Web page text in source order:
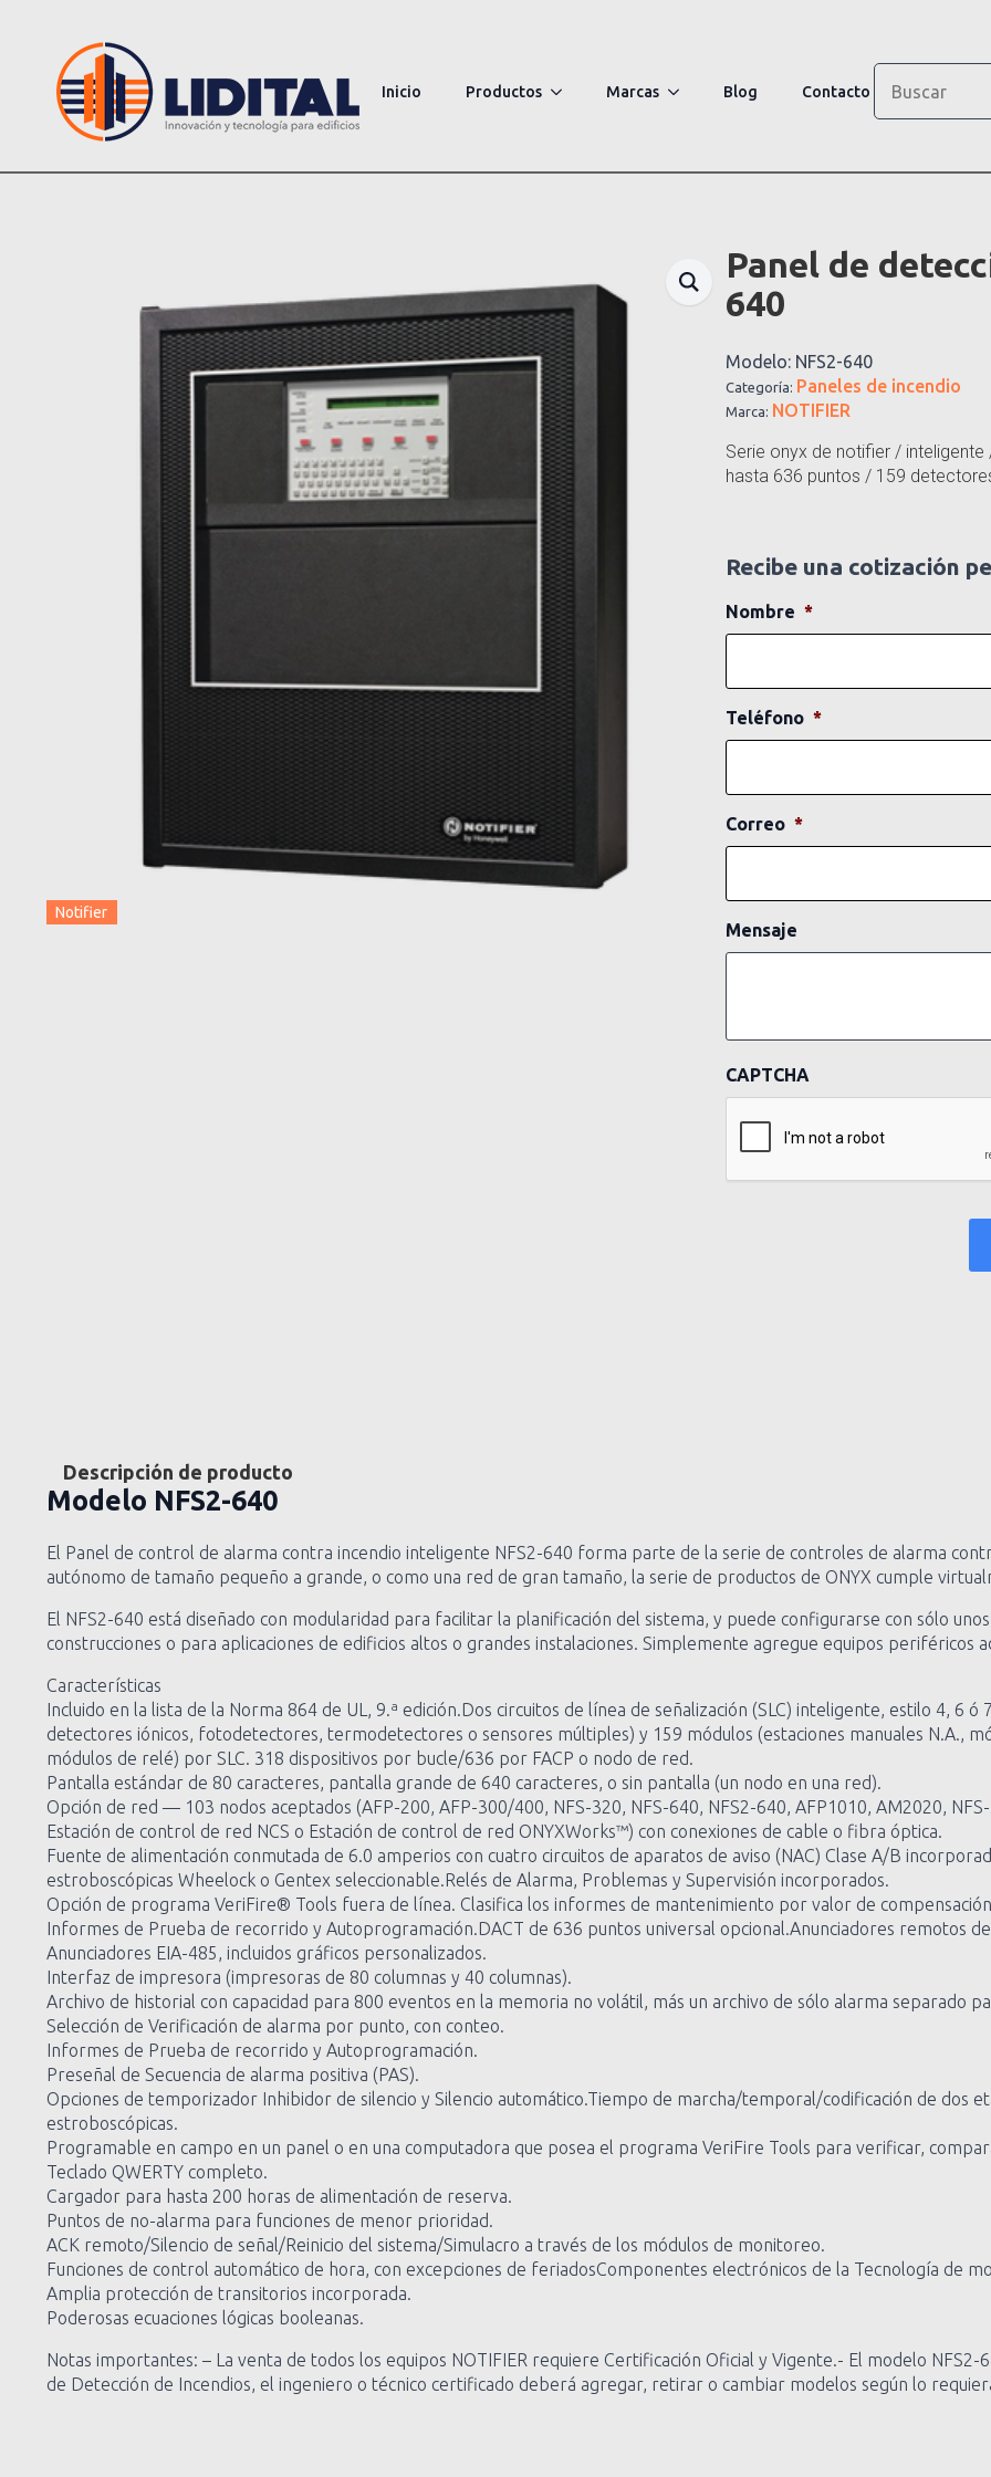
Inicio Productos Marcas Blog Contacto
Notifier
Panel de
640
Modelo: NFS2-640
Categoría: Paneles de incendio
Marca: NOTIFIER
Serie onyx de notifier /
hasta 636 puntos / 159
Recibe una cotización
Nombre *
Teléfono *
Correo *
Mensaje
CAPTCHA
Descripción de producto
Modelo NFS2-640
El Panel de control de alarma contra incendio inteligente NFS2-640 forma parte de la serie de controles de alarma
autónomo de tamaño pequeño a grande, o como una red de gran tamaño, la serie de productos de ONYX cumple
El NFS2-640 está diseñado con modularidad para facilitar la planificación del sistema, y puede configurarse con sólo
construcciones o para aplicaciones de edificios altos o grandes instalaciones. Simplemente agregue equipos periféricos
Características
Incluido en la lista de la Norma 864 de UL, 9.ª edición.Dos circuitos de línea de señalización (SLC) inteligente, estilo 4, 6
detectores iónicos, fotodetectores, termodetectores o sensores múltiples) y 159 módulos (estaciones manuales N.A.,
módulos de relé) por SLC. 318 dispositivos por bucle/636 por FACP o nodo de red.
Pantalla estándar de 80 caracteres, pantalla grande de 640 caracteres, o sin pantalla (un nodo en una red).
Opción de red — 103 nodos aceptados (AFP-200, AFP-300/400, NFS-320, NFS-640, NFS2-640, AFP1010, AM2020,
Estación de control de red NCS o Estación de control de red ONYXWorks™) con conexiones de cable o fibra óptica.
Fuente de alimentación conmutada de 6.0 amperios con cuatro circuitos de aparatos de aviso (NAC) Clase A/B
estroboscópicas Wheelock o Gentex seleccionable.Relés de Alarma, Problemas y Supervisión incorporados.
Opción de programa VeriFire® Tools fuera de línea. Clasifica los informes de mantenimiento por valor de
Informes de Prueba de recorrido y Autoprogramación.DACT de 636 puntos universal opcional.Anunciadores remotos
Anunciadores EIA-485, incluidos gráficos personalizados.
Interfaz de impresora (impresoras de 80 columnas y 40 columnas).
Archivo de historial con capacidad para 800 eventos en la memoria no volátil, más un archivo de sólo alarma separado
Selección de Verificación de alarma por punto, con conteo.
Informes de Prueba de recorrido y Autoprogramación.
Preseñal de Secuencia de alarma positiva (PAS).
Opciones de temporizador Inhibidor de silencio y Silencio automático.Tiempo de marcha/temporal/codificación de dos
estroboscópicas.
Programable en campo en un panel o en una computadora que posea el programa VeriFire Tools para verificar,
Teclado QWERTY completo.
Cargador para hasta 200 horas de alimentación de reserva.
Puntos de no-alarma para funciones de menor prioridad.
ACK remoto/Silencio de señal/Reinicio del sistema/Simulacro a través de los módulos de monitoreo.
Funciones de control automático de hora, con excepciones de feriadosComponentes electrónicos de la Tecnología de
Amplia protección de transitorios incorporada.
Poderosas ecuaciones lógicas booleanas.
Notas importantes: – La venta de todos los equipos NOTIFIER requiere Certificación Oficial y Vigente.- El modelo
de Detección de Incendios, el ingeniero o técnico certificado deberá agregar, retirar o cambiar modelos según lo